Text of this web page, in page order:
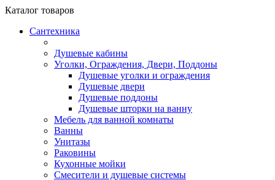
Каталог товаров
Сантехника
Душевые кабины
Уголки, Ограждения, Двери, Поддоны
Душевые уголки и ограждения
Душевые двери
Душевые поддоны
Душевые шторки на ванну
Мебель для ванной комнаты
Ванны
Унитазы
Раковины
Кухонные мойки
Смесители и душевые системы